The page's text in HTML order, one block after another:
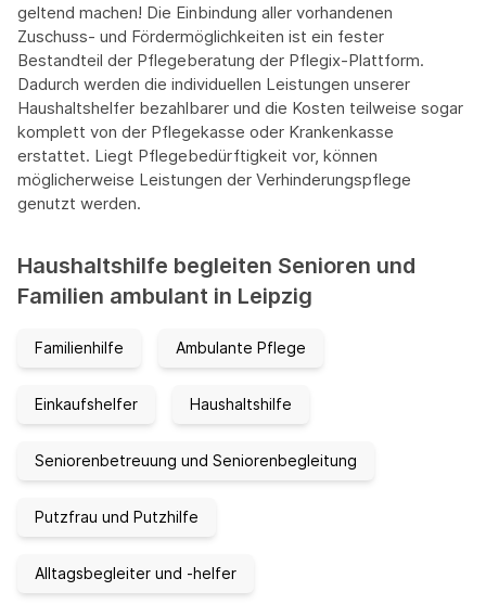
geltend machen! Die Einbindung aller vorhandenen
Zuschuss- und Fördermöglichkeiten ist ein fester
Bestandteil der Pflegeberatung der Pflegix-Plattform.
Dadurch werden die individuellen Leistungen unserer
Haushaltshelfer bezahlbarer und die Kosten teilweise sogar
komplett von der Pflegekasse oder Krankenkasse
erstattet. Liegt Pflegebedürftigkeit vor, können
möglicherweise Leistungen der Verhinderungspflege
genutzt werden.
Haushaltshilfe begleiten Senioren und
Familien ambulant in Leipzig
Familienhilfe Ambulante Pflege
Einkaufshelfer Haushaltshilfe
Seniorenbetreuung und Seniorenbegleitung
Putzfrau und Putzhilfe
Alltagsbegleiter und -helfer